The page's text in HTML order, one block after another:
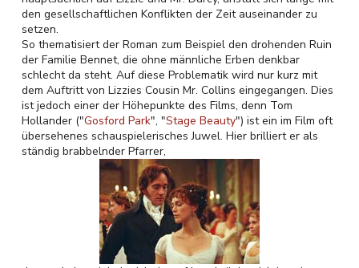
den gesellschaftlichen Konflikten der Zeit auseinander zu
setzen.
So thematisiert der Roman zum Beispiel den drohenden Ruin
der Familie Bennet, die ohne männliche Erben denkbar
schlecht da steht. Auf diese Problematik wird nur kurz mit
dem Auftritt von Lizzies Cousin Mr. Collins eingegangen. Dies
ist jedoch einer der Höhepunkte des Films, denn Tom
Hollander ("Gosford Park", "Stage Beauty") ist ein im Film oft
übersehenes schauspielerisches Juwel. Hier brilliert er als
ständig brabbelnder Pfarrer,